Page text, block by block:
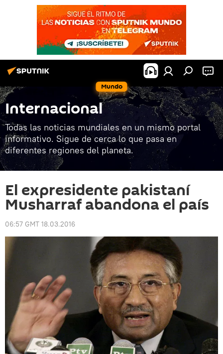
Mundo
Internacional
Todas las noticias mundiales en un mismo portal
informativo. Sigue de cerca lo que pasa en
diferentes regiones del planeta.
El expresidente pakistaní
Musharraf abandona el país
06:57 GMT 18.03.2016